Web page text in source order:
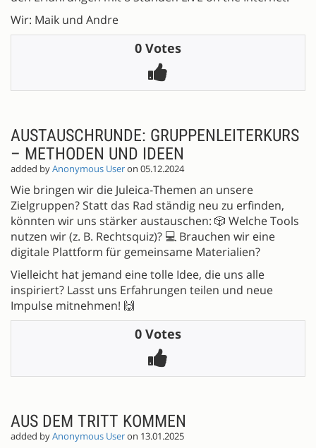
Wir: Maik und Andre
0 Votes
AUSTAUSCHRUNDE: GRUPPENLEITERKURS
– METHODEN UND IDEEN
added byAnonymous Useron 05.12.2024
Wie bringen wir die Juleica-Themen an unsere
Zielgruppen? Statt das Rad ständig neu zu erfinden,
könnten wir uns stärker austauschen: 🎲 Welche Tools
nutzen wir (z. B. Rechtsquiz)? 💻 Brauchen wir eine
digitale Plattform für gemeinsame Materialien?
Vielleicht hat jemand eine tolle Idee, die uns alle
inspiriert? Lasst uns Erfahrungen teilen und neue
Impulse mitnehmen! 🙌
0 Votes
AUS DEM TRITT KOMMEN
added byAnonymous Useron 13.01.2025